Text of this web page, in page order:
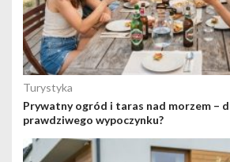
Turystyka
Prywatny ogród i taras nad morzem –
prawdziwego wypoczynku?